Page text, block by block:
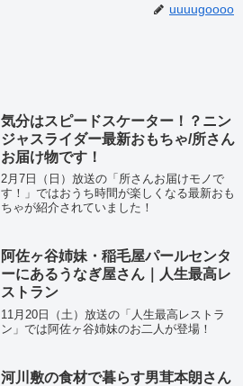
uuuugoooo
気分はスピードスケーター！？ニン
ジャスライダー最新おもちゃ/所さん
お届け物です！
2月7日（日）放送の「所さんお届けモノで
す！」ではおうち時間が楽しくなる最新おも
ちゃが紹介されていました！
阿佐ヶ谷姉妹・稲毛屋パールセンタ
ーにあるうなぎ屋さん｜人生最高レ
ストラン
11月20日（土）放送の「人生最高レストラ
ン」では阿佐ヶ谷姉妹のお二人が登場！
河川敷の食材で暮らす男茸本朗さん